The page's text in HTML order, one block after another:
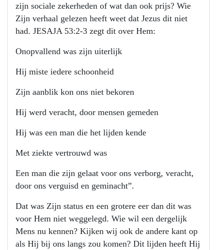
zijn sociale zekerheden of wat dan ook prijs? Wie
Zijn verhaal gelezen heeft weet dat Jezus dit niet
had. JESAJA 53:2-3 zegt dit over Hem:
Onopvallend was zijn uiterlijk
Hij miste iedere schoonheid
Zijn aanblik kon ons niet bekoren
Hij werd veracht, door mensen gemeden
Hij was een man die het lijden kende
Met ziekte vertrouwd was
Een man die zijn gelaat voor ons verborg, veracht,
door ons verguisd en geminacht”.
Dat was Zijn status en een grotere eer dan dit was
voor Hem niet weggelegd. Wie wil een dergelijk
Mens nu kennen? Kijken wij ook de andere kant op
als Hij bij ons langs zou komen? Dit lijden heeft Hij